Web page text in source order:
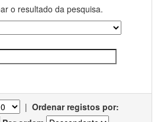
o resultado da pesquisa.
| Ordenar registos por: